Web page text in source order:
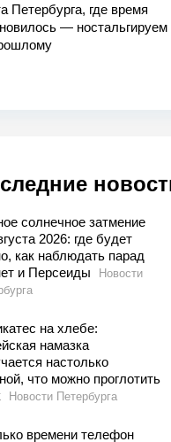
Петербурга, где время
— ностальгируем
солнечное затмение
2026: где будет
как наблюдать парад
и Персеиды
Новости
на хлебе:
намазка
настолько
что можно проглотить
Новости Петербурга
времени телефон